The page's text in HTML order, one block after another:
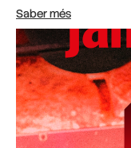
Saber més